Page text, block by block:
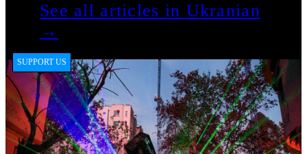
See all articles in Ukranian
→
SUPPORT US